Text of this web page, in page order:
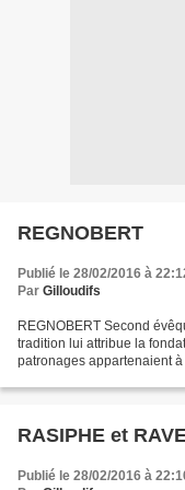
REGNOBERT
Publié le 28/02/2016 à
Par Gilloudifs
REGNOBERT Second
tradition lui attribue la
patronages appartenaient
RASIPHE et
Publié le 28/02/2016 à